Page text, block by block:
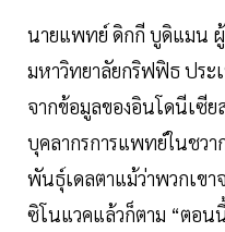
นายแพทย์ ดิกกี บูดิแมน ผู้
มหาวิทยาลัยกริฟฟิธ ประ
จากข้อมูลของอินโดนีเซี
บุคลากรการแพทย์ในชวา
พันธุ์เดลตาแม้ว่าพวกเข
ซิโนแวคแล้วก็ตาม “ตอนนี้